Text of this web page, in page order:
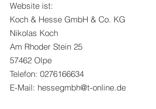
Website ist:
Koch & Hesse GmbH & Co. KG
Nikolas Koch
Am Rhoder Stein 25
57462 Olpe
Telefon: 0276166634
E-Mail: hessegmbh@t-online.de